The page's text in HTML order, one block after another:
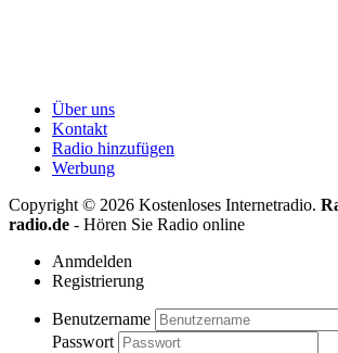
Über uns
Kontakt
Radio hinzufügen
Werbung
Copyright © 2026 Kostenloses Internetradio.
radio.de - Hören Sie Radio online
Anmdelden
Registrierung
Benutzername
Passwort